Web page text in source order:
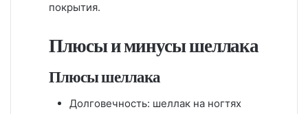
покрытия.
Плюсы и минусы шеллака
Плюсы шеллака
Долговечность: шеллак на ногтях